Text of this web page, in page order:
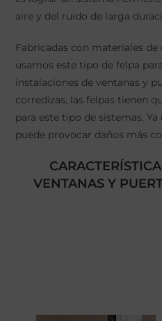
aire y del ruido de larga
Fabricadas con materiales de
usamos este tipo de felpa
instalaciones de ventanas y
corredizas, las felpas tienen
para este tipo de sistemas.
puede provocar daños más
VENTANAS Y